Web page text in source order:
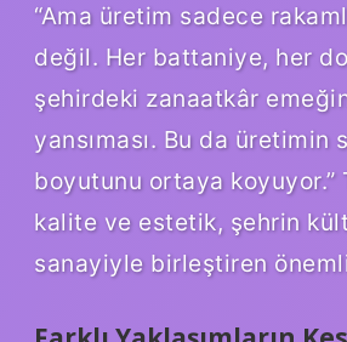
“Ama üretim sadece
değil. Her battaniye, her
şehirdeki zanaatkâr
yansıması. Bu da üretimin
boyutunu ortaya koyuyor.”
kalite ve estetik, şehrin
sanayiyle birleştiren